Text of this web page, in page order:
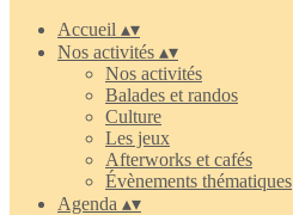
Accueil ▴▾
Nos activités ▴▾
Nos activités
Balades et randos
Culture
Les jeux
Afterworks et cafés
Évènements thématiques
Agenda ▴▾